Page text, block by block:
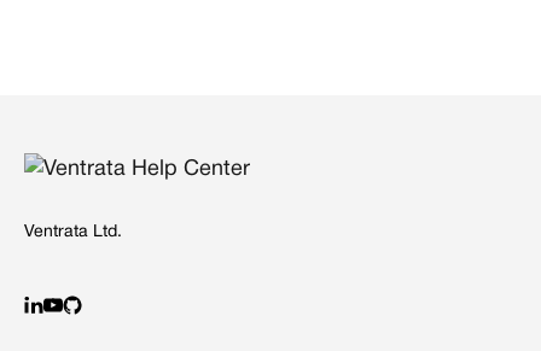
Ventrata Ltd.